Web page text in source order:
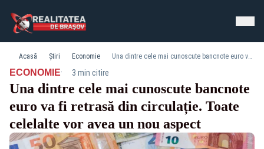
Acasă Știri Economie Una dintre cele mai cunoscute bancnote euro va fi retrasă din circulație. Toate celelalte vor avea un nou aspect
ECONOMIE· 3 min citire
Una dintre cele mai cunoscute bancnote
euro va fi retrasă din circulație. Toate
celelalte vor avea un nou aspect